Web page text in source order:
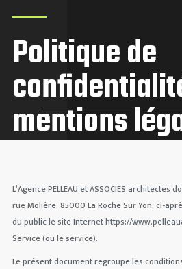
Politique de
mentions
L’Agence PELLEAU et ASSOCIES
rue Molière, 85000 La Roche Sur Yon, ci-
du public le site Internet https://
Service (ou le service).
Le présent document regroupe les